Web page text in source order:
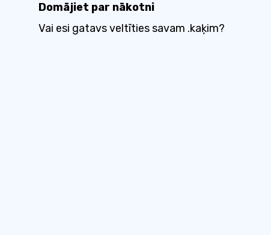
Domājiet par nākotni
Vai esi gatavs veltīties savam .kaķim?